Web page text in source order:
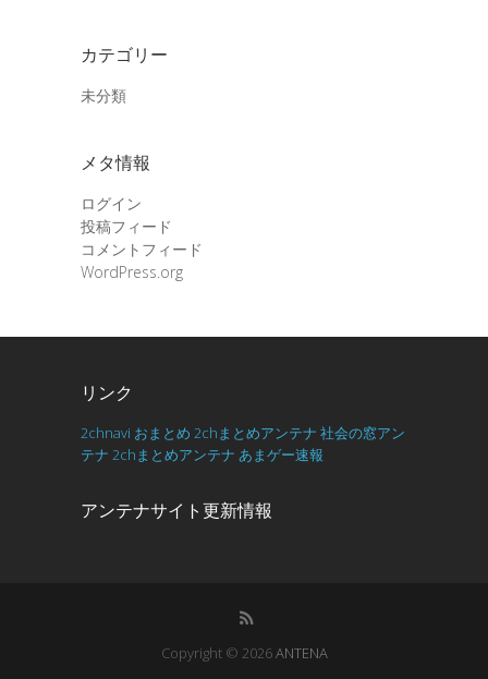
カテゴリー
未分類
メタ情報
ログイン
投稿フィード
コメントフィード
WordPress.org
リンク
2chnavi おまとめ 2chまとめアンテナ 社会の窓アン
テナ 2chまとめアンテナ あまゲー速報
アンテナサイト更新情報
Copyright © 2026ANTENA